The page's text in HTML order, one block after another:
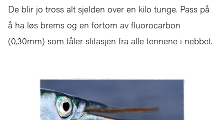
De blir jo tross alt sjelden over en kilo tunge. Pass på
å ha løs brems og en fortom av fluorocarbon
(0,30mm) som tåler slitasjen fra alle tennene i nebbet.